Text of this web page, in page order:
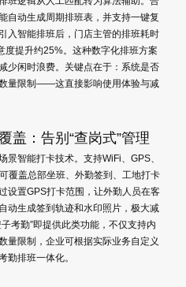
自动生成周期排班表，并支持一键复
入智能排班后，门店主管的排班耗时
度提升约25%。这种数字化排班方案
少闲时浪费。关键点在于：系统是否
量限制——这直接影响使用体验与减
盖：告别“查岗式”管理
智能打卡技术。支持WiFi、GPS、
覆盖总部坐班、外勤签到、工地打卡
设置GPS打卡范围，让外勤人员在客
动生成签到轨迹和水印照片，极大减
考勤”即提供此类功能，不仅支持内
量限制，企业可根据实际业务自定义
勤排班一体化。